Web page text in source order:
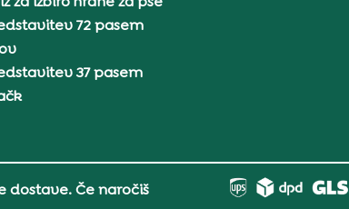
72 pasem
37 pasem
dostave. Če naročiš